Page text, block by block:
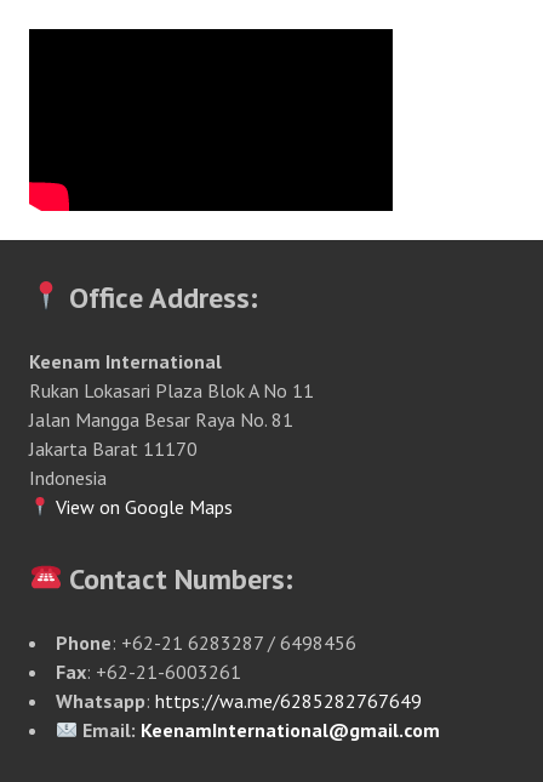
Office Address:
Keenam International
Rukan Lokasari Plaza Blok A No 11
Jalan Mangga Besar Raya No. 81
Jakarta Barat 11170
Indonesia
View on Google Maps
Contact Numbers:
Phone: +62-21 6283287 / 6498456
Fax: +62-21-6003261
Whatsapp: https://wa.me/6285282767649
Email: KeenamInternational@gmail.com